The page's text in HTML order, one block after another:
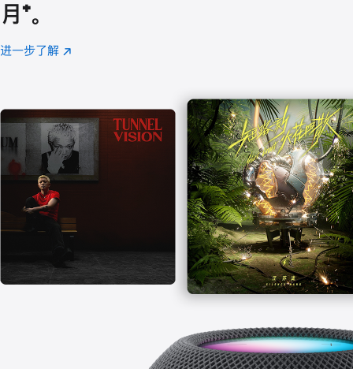
月 脚
注
⁺。
进一步了解 Apple
(在
口
中
打
开)